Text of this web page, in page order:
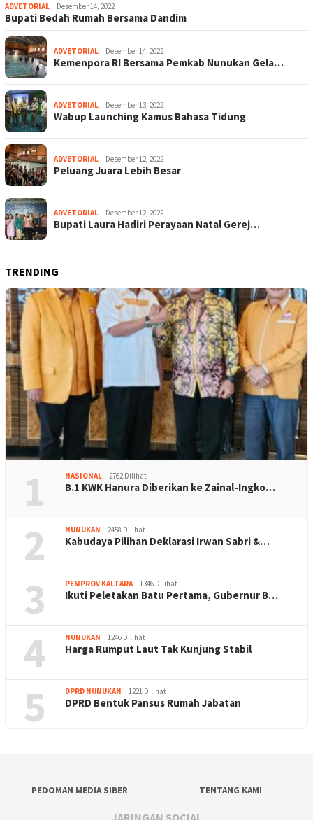
ADVETORIAL Desember 14, 2022
Bupati Bedah Rumah Bersama Dandim
ADVETORIAL Desember 14, 2022
Kemenpora RI Bersama Pemkab Nunukan Gela…
ADVETORIAL Desember 13, 2022
Wabup Launching Kamus Bahasa Tidung
ADVETORIAL Desember 12, 2022
Peluang Juara Lebih Besar
ADVETORIAL Desember 12, 2022
Bupati Laura Hadiri Perayaan Natal Gerej…
TRENDING
1 NASIONAL 2762 Dilihat
B.1 KWK Hanura Diberikan ke Zainal-Ingko…
2 NUNUKAN 2458 Dilihat
Kabudaya Pilihan Deklarasi Irwan Sabri &…
3 PEMPROV KALTARA 1346 Dilihat
Ikuti Peletakan Batu Pertama, Gubernur B…
4 NUNUKAN 1246 Dilihat
Harga Rumput Laut Tak Kunjung Stabil
5 DPRD NUNUKAN 1221 Dilihat
DPRD Bentuk Pansus Rumah Jabatan
PEDOMAN MEDIA SIBER TENTANG KAMI